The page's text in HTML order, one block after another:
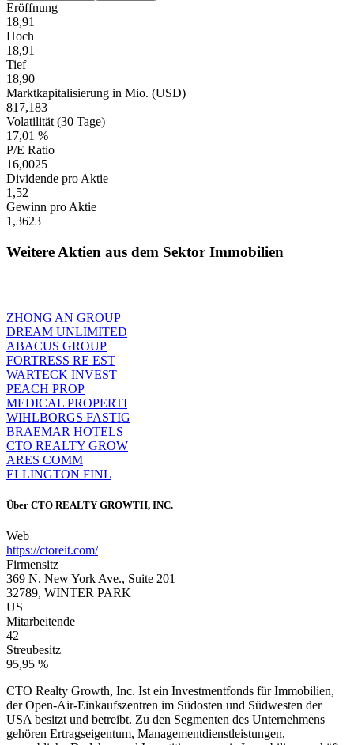
Eröffnung
18,91
Hoch
18,91
Tief
18,90
Marktkapitalisierung in Mio. (USD)
817,183
Volatilität (30 Tage)
17,01 %
P/E Ratio
16,0025
Dividende pro Aktie
1,52
Gewinn pro Aktie
1,3623
Weitere Aktien aus dem Sektor Immobilien
ZHONG AN GROUP
DREAM UNLIMITED
ABACUS GROUP
FORTRESS RE EST
WARTECK INVEST
PEACH PROP
MEDICAL PROPERTI
WIHLBORGS FASTIG
BRAEMAR HOTELS
CTO REALTY GROW
ARES COMM
ELLINGTON FINL
Über CTO REALTY GROWTH, INC.
Web
https://ctoreit.com/
Firmensitz
369 N. New York Ave., Suite 201
32789, WINTER PARK
US
Mitarbeitende
42
Streubesitz
95,95 %
CTO Realty Growth, Inc. Ist ein Investmentfonds für Immobilien,
der Open-Air-Einkaufszentren im Südosten und Südwesten der
USA besitzt und betreibt. Zu den Segmenten des Unternehmens
gehören Ertragseigentum, Managementdienstleistungen,